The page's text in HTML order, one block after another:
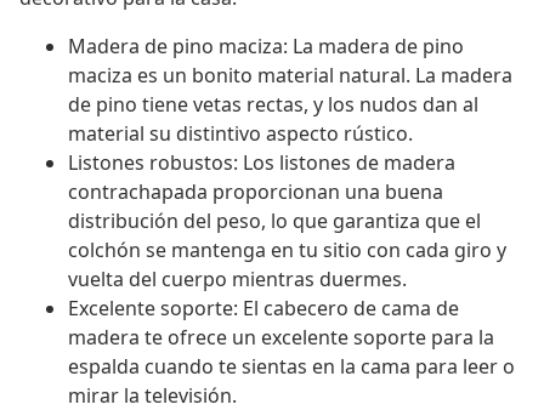
Madera de pino maciza: La madera de pino
maciza es un bonito material natural. La madera
de pino tiene vetas rectas, y los nudos dan al
material su distintivo aspecto rústico.
Listones robustos: Los listones de madera
contrachapada proporcionan una buena
distribución del peso, lo que garantiza que el
colchón se mantenga en tu sitio con cada giro y
vuelta del cuerpo mientras duermes.
Excelente soporte: El cabecero de cama de
madera te ofrece un excelente soporte para la
espalda cuando te sientas en la cama para leer o
mirar la televisión.